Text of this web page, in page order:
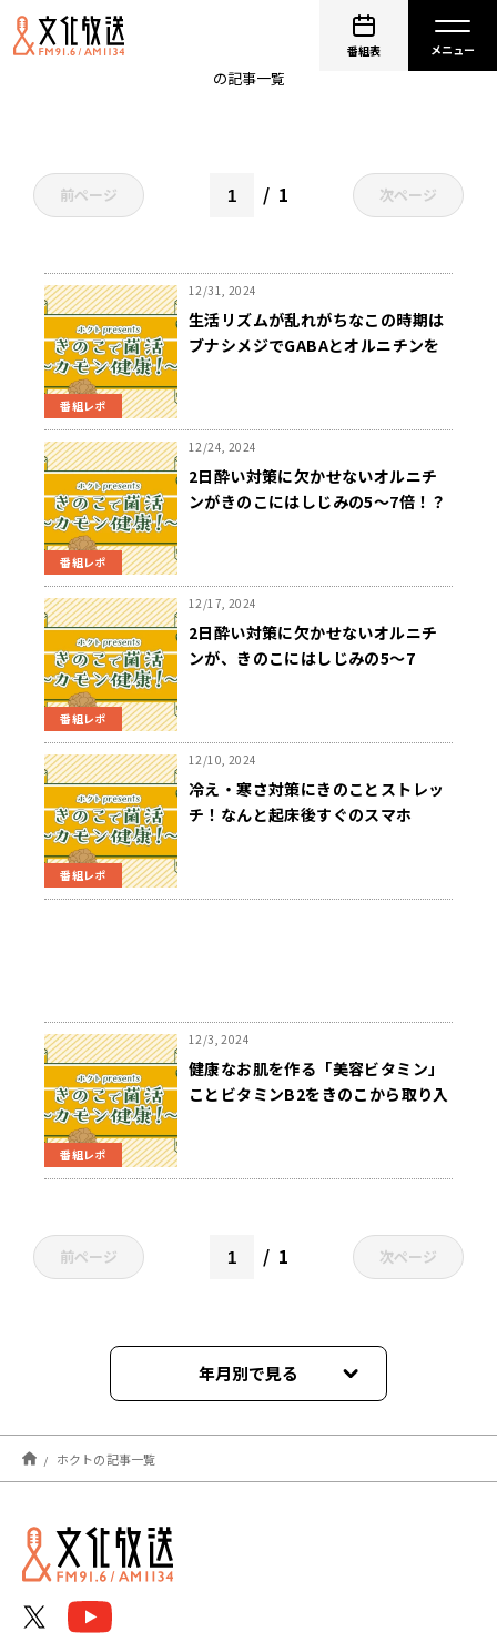
番組表
の記事一覧
前ページ 1 次ページ
番組レポ
12/31, 2024
生活リズムが乱れがちなこの時期は
ブナシメジでGABAとオルニチンを
番組レポ
12/24, 2024
2日酔い対策に欠かせないオルニチ
ンがきのこにはしじみの5～7倍！？
番組レポ
12/17, 2024
2日酔い対策に欠かせないオルニチ
ンが、きのこにはしじみの5～7
番組レポ
12/10, 2024
冷え・寒さ対策にきのことストレッ
チ！なんと起床後すぐのスマホ
番組レポ
12/3, 2024
健康なお肌を作る「美容ビタミン」
ことビタミンB2をきのこから取り入
前ページ 1 次ページ
年月別で見る
2025年09月
2025年08月
2025年07月
ホクトの記事一覧